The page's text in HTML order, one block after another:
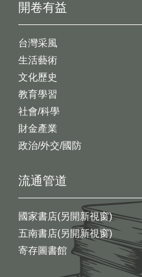
開卷有益
台灣采風
生活藝術
文化歷史
教育學習
社會/科學
財金產業
政治/外交/國防
流通管道
國家書店(另開新視窗)
五南書店(另開新視窗)
寄存圖書館